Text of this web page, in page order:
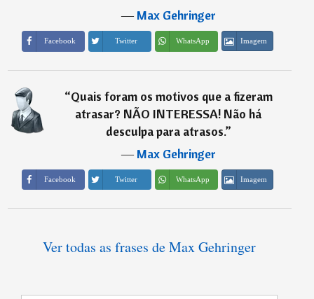
―Max Gehringer
Facebook Twitter WhatsApp Imagem
“Quais foram os motivos que a fizeram
atrasar? NÃO INTERESSA! Não há
desculpa para atrasos.”
―Max Gehringer
Facebook Twitter WhatsApp Imagem
Ver todas as frases de Max Gehringer